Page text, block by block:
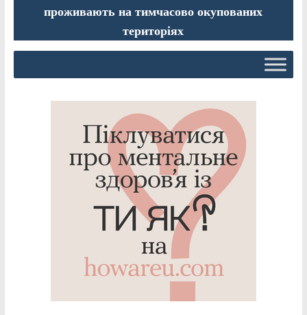
проживають на тимчасово окупованих
територіях